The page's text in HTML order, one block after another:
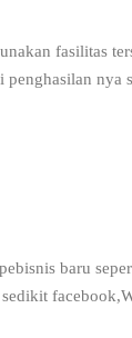
fasilitas
baru